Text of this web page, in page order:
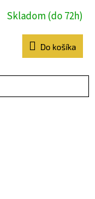
Skladom (do 72h)
Do košíka